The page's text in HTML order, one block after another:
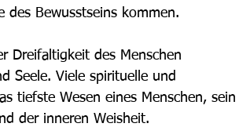
des Bewusstseins kommen.
Dreifaltigkeit des Menschen
Seele. Viele spirituelle und
tiefste Wesen eines Menschen, sein
der inneren Weisheit.